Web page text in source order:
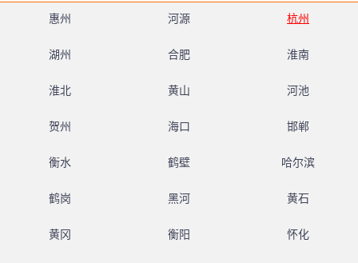
惠州 河源 杭州
湖州 合肥 淮南
淮北 黄山 河池
贺州 海口 邯郸
衡水 鹤壁 哈尔滨
鹤岗 黑河 黄石
黄冈 衡阳 怀化